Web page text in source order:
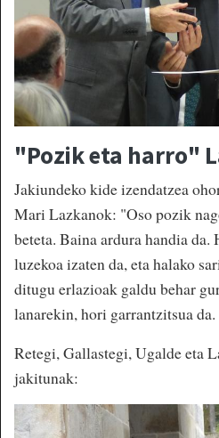
"Pozik eta harro"
Jakiundeko kide izendatzea
Mari Lazkanok: "Oso pozik
beteta. Baina ardura handia da.
luzekoa izaten da, eta halako
ditugu erlazioak galdu behar
lanarekin, hori garrantzitsua da.
Retegi, Gallastegi, Ugalde eta
jakitunak: